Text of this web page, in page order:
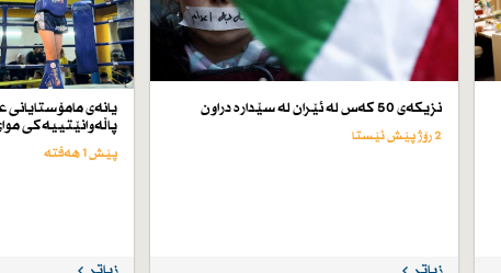
نزیكەی 50 كەس لە ئێران لە سێدارە دراون
2 رۆژ پێش ئێستا
یانەی
پاڵەوانێتییەكی
پێش 1 هەفتە